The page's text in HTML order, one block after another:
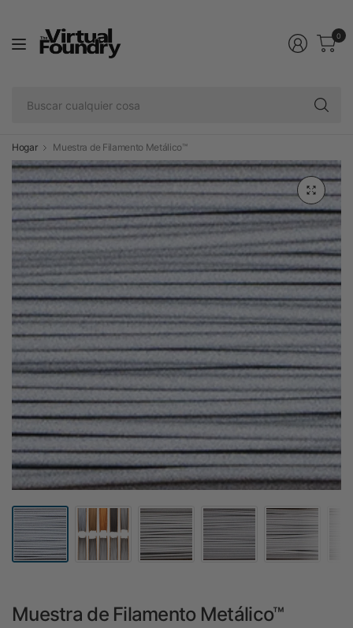
0
Hogar Muestra de Filamento Metálico™
Muestra de Filamento Metálico™